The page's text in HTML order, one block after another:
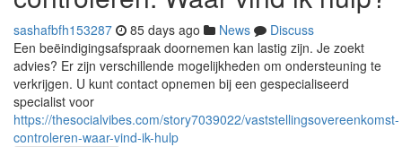
sashafbfh153287 85 days ago News
Discuss
Een beëindigingsafspraak doornemen kan lastig zijn. Je zoekt
advies? Er zijn verschillende mogelijkheden om ondersteuning te
verkrijgen. U kunt contact opnemen bij een gespecialiseerd
specialist voor
https://thesocialvibes.com/story7039022/vaststellingsovereenkomst-
controleren-waar-vind-ik-hulp